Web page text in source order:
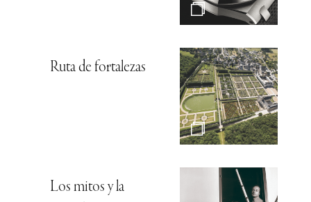
Ruta de fortalezas
Los mitos y la